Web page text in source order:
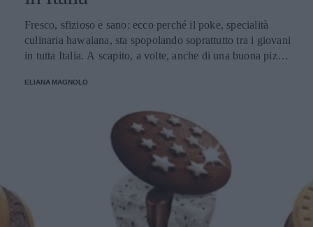
https://doi.org/10.21048/ijnd.2024.61.2.35957 Shetty, P.
P., Pramod, N., & Guntoju, S. (2025). Formulation of
Nutritious Protein Enriched Oats Bar; A Functional Snack
of Science and Research (IJSR).
Fresco, sfizioso e sano: ecco perché il poke, specialità
culinaria hawaiana, sta spopolando soprattutto tra i giovani
in tutta Italia. A scapito, a volte, anche di una buona pizza.
ELIANA MAGNOLO